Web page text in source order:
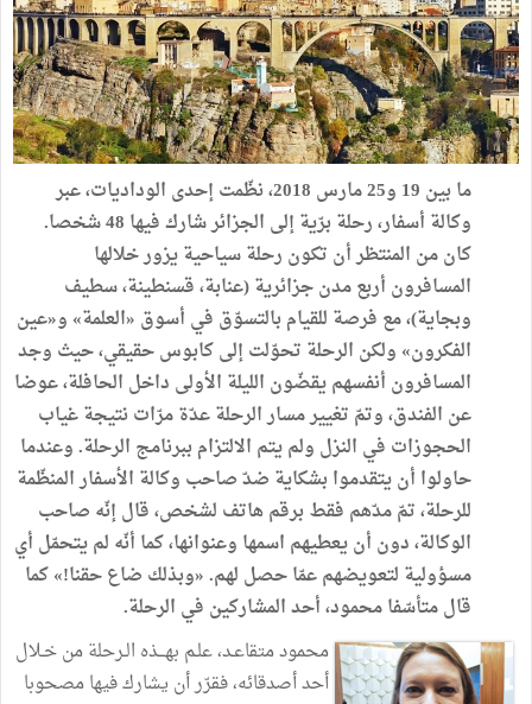
ما بين 19 و25 مارس 2018، نظّمت إحدى الوداديات، عبر
وكالة أسفار، رحلة برّية إلى الجزائر شارك فيها 48 شخصا.
كان من المنتظر أن تكون رحلة سياحية يزور خلالها
المسافرون أربع مدن جزائرية (عنابة، قسنطينة، سطيف
وبجاية)، مع فرصة للقيام بالتسوّق في أسوق «العلمة» و«عين
الفكرون» ولكن الرحلة تحوّلت إلى كابوس حقيقي، حيث وجد
المسافرون أنفسهم يقضّون الليلة الأولى داخل الحافلة، عوضا
عن الفندق، وتمّ تغيير مسار الرحلة عدّة مرّات نتيجة غياب
الحجوزات في النزل ولم يتم الالتزام ببرنامج الرحلة. وعندما
حاولوا أن يتقدموا بشكاية ضدّ صاحب وكالة الأسفار المنظّمة
للرحلة، تمّ مدّهم فقط برقم هاتف لشخص، قال إنّه صاحب
الوكالة، دون أن يعطيهم اسمها وعنوانها، كما أنّه لم يتحمّل أي
مسؤولية لتعويضهم عمّا حصل لهم. «وبذلك ضاع حقنا!» كما
قال متأسّفا محمود، أحد المشاركين في الرحلة.
محمود متقاعـد، علـم بهـــذه الـرحلة من خـلال
أحد أصدقائه، فقرّر أن يشارك فيها مصحوبا